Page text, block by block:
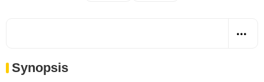
Synopsis